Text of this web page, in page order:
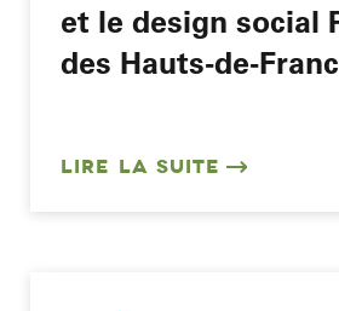
et le design social
des Hauts-de-
LIRE LA SUITE